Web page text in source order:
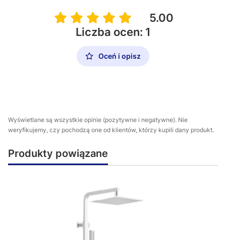
5.00
Liczba ocen: 1
Oceń i opisz
Wyświetlane są wszystkie opinie (pozytywne i negatywne). Nie
weryfikujemy, czy pochodzą one od klientów, którzy kupili dany produkt.
Produkty powiązane